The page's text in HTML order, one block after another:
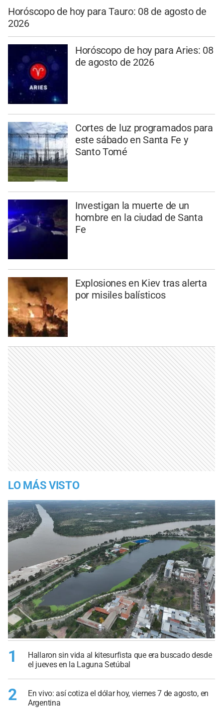
Horóscopo de hoy para Tauro: 08 de agosto de
2026
Horóscopo de hoy para Aries: 08
de agosto de 2026
Cortes de luz programados para
este sábado en Santa Fe y
Santo Tomé
Investigan la muerte de un
hombre en la ciudad de Santa
Fe
Explosiones en Kiev tras alerta
por misiles balísticos
LO MÁS VISTO
1
Hallaron sin vida al kitesurfista que era buscado desde
el jueves en la Laguna Setúbal
2
En vivo: así cotiza el dólar hoy, viernes 7 de agosto, en
Argentina